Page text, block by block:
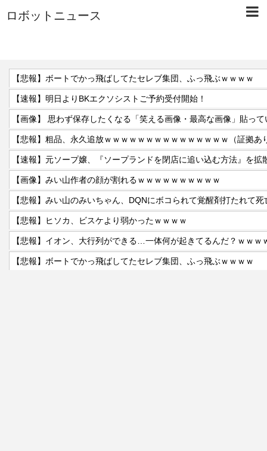
ロボットニュース
【悲報】ボートでかっ飛ばしてたセレブ集団、ふっ飛ぶｗｗｗｗ
【速報】明日よりBKエクソシストご予約受付開始！
【画像】 思わず保存したくなる「笑える画像・最高な画像」貼っ
【悲報】粗品、永久追放ｗｗｗｗｗｗｗｗｗｗｗｗｗｗｗ（証拠あ
【速報】元ソープ嬢、『ソープランドを閉店に追い込む方法』を
【画像】みい山作者の顔が割れるｗｗｗｗｗｗｗｗｗｗ
【悲報】みい山のみいちゃん、DQNにボコられて覚醒剤打たれて
【悲報】ヒソカ、ビスケより弱かったｗｗｗｗ
【悲報】イオン、大行列ができる…一体何が起きてるんだ？ｗｗｗ
【悲報】ボートでかっ飛ばしてたセレブ集団、ふっ飛ぶｗｗｗｗ